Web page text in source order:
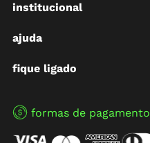
institucional
ajuda
fique ligado
formas de pagamento